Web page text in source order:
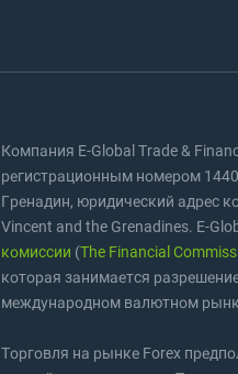
Компания E-Global Trade &
регистрационным номером
Гренадин, юридический адрес
Vincent and the Grenadines. E-
комиссии (The Financial
которая занимается
международном валютном
Торговля на рынке Forex